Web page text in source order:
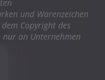
und Warenzeichen
Copyright des
nur an Unternehmen